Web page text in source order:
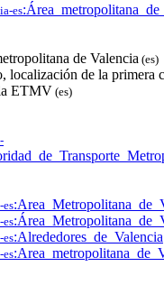
es
de Valencia (es)
localización de la primera
ETMV (es)
es
es
es:Alrededores_de_Valencia
es